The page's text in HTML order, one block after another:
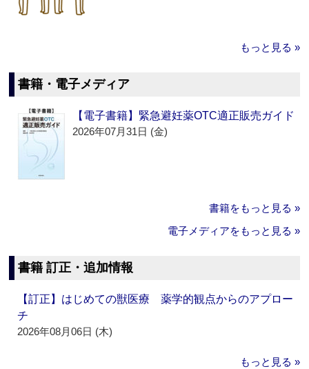
もっと見る »
書籍・電子メディア
【電子書籍】緊急避妊薬OTC適正販売ガイド
2026年07月31日 (金)
書籍をもっと見る »
電子メディアをもっと見る »
書籍 訂正・追加情報
【訂正】はじめての獣医療 薬学的観点からのアプロー
チ
2026年08月06日 (木)
もっと見る »